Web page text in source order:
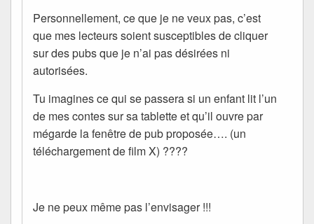
Personnellement, ce que je ne veux pas, c’est
que mes lecteurs soient susceptibles de cliquer
sur des pubs que je n’ai pas désirées ni
autorisées.
Tu imagines ce qui se passera si un enfant lit l’un
de mes contes sur sa tablette et qu’il ouvre par
mégarde la fenêtre de pub proposée…. (un
téléchargement de film X) ????
Je ne peux même pas l’envisager !!!